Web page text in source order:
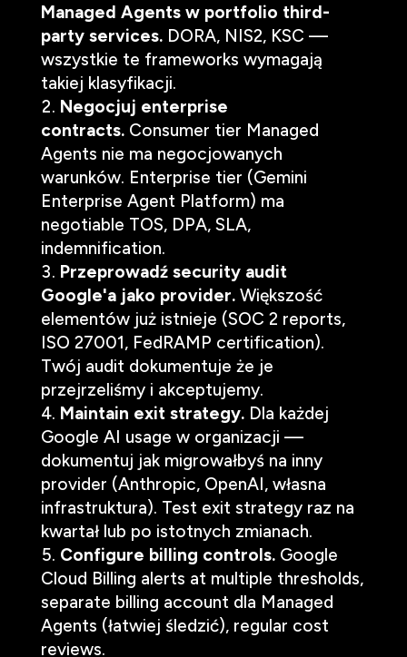
Managed Agents w portfolio third-
party services.DORA, NIS2, KSC —
wszystkie te frameworks wymagają
takiej klasyfikacji.
Negocjuj enterprise
contracts.Consumer tier Managed
Agents nie ma negocjowanych
warunków. Enterprise tier (Gemini
Enterprise Agent Platform) ma
negotiable TOS, DPA, SLA,
indemnification.
Przeprowadź security audit
Google'a jako provider.Większość
elementów już istnieje (SOC 2 reports,
ISO 27001, FedRAMP certification).
Twój audit dokumentuje że je
przejrzeliśmy i akceptujemy.
Maintain exit strategy.Dla każdej
Google AI usage w organizacji —
dokumentuj jak migrowałbyś na inny
provider (Anthropic, OpenAI, własna
infrastruktura). Test exit strategy raz na
kwartał lub po istotnych zmianach.
Configure billing controls.Google
Cloud Billing alerts at multiple thresholds,
separate billing account dla Managed
Agents (łatwiej śledzić), regular cost
reviews.